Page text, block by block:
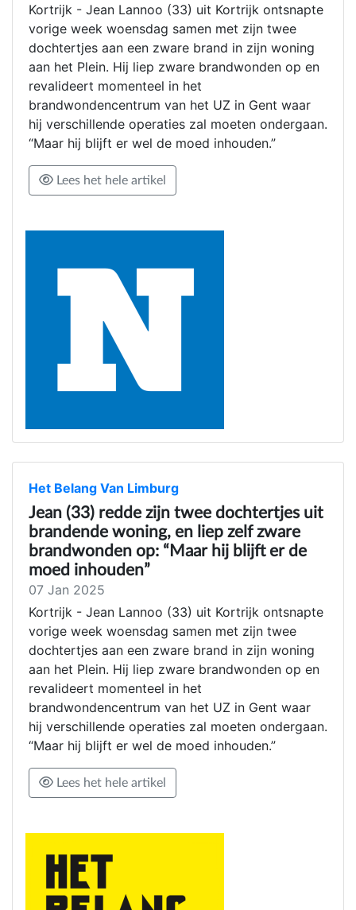
Kortrijk - Jean Lannoo (33) uit Kortrijk ontsnapte
vorige week woensdag samen met zijn twee
dochtertjes aan een zware brand in zijn woning
aan het Plein. Hij liep zware brandwonden op en
revalideert momenteel in het
brandwondencentrum van het UZ in Gent waar
hij verschillende operaties zal moeten ondergaan.
“Maar hij blijft er wel de moed inhouden.”
Lees het hele artikel
Het Belang Van Limburg
Jean (33) redde zijn twee dochtertjes uit
brandende woning, en liep zelf zware
brandwonden op: “Maar hij blijft er de
moed inhouden”
07 Jan 2025
Kortrijk - Jean Lannoo (33) uit Kortrijk ontsnapte
vorige week woensdag samen met zijn twee
dochtertjes aan een zware brand in zijn woning
aan het Plein. Hij liep zware brandwonden op en
revalideert momenteel in het
brandwondencentrum van het UZ in Gent waar
hij verschillende operaties zal moeten ondergaan.
“Maar hij blijft er wel de moed inhouden.”
Lees het hele artikel